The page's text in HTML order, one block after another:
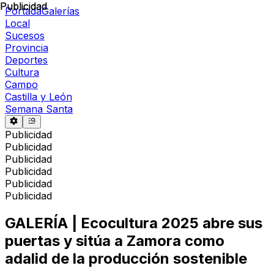
PortadaGalerías
Local
Sucesos
Provincia
Deportes
Cultura
Campo
Castilla y León
Semana Santa
Publicidad
Publicidad
Publicidad
Publicidad
Publicidad
Publicidad
Publicidad
GALERÍA | Ecocultura 2025 abre sus
puertas y sitúa a Zamora como
adalid de la producción sostenible
Publicidad